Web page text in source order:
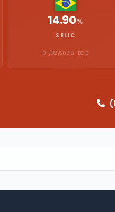
14.90%
SELIC
01/02/2026 · BCB